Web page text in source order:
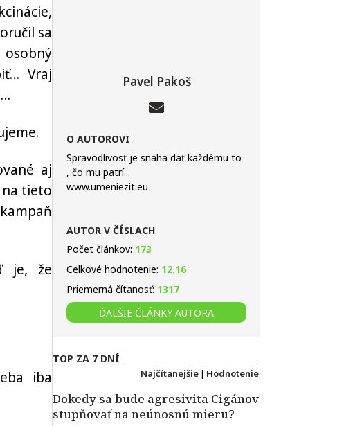
sa
Vraj
aj
tieto
je, že
iba
Pavel Pakoš
O AUTOROVI
Spravodlivosť je snaha dať každému to
, čo mu patrí...
www.umeniezit.eu
AUTOR V ČÍSLACH
Počet článkov: 173
Celkové hodnotenie: 12.16
Priemerná čítanosť: 1317
ĎALŠIE ČLÁNKY AUTORA
TOP ZA 7 DNÍ
Najčítanejšie | Hodnotenie
Dokedy sa bude agresivita Cigánov
stupňovať na neúnosnú mieru?